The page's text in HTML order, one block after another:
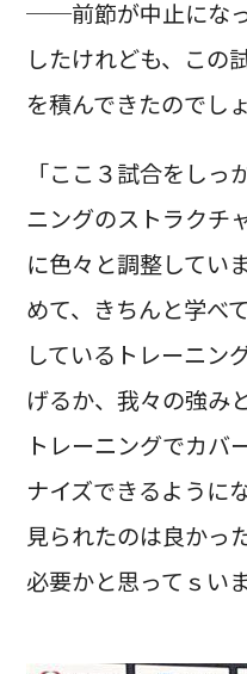
──前節が中止にな
したけれども、この
を積んできたのでし
「ここ３試合をし
ニングのストラクチ
に色々と調整してい
めて、きちんと学べ
しているトレーニン
げるか、我々の強み
トレーニングでカバ
ナイズできるように
見られたのは良かっ
必要かと思ってｓいま